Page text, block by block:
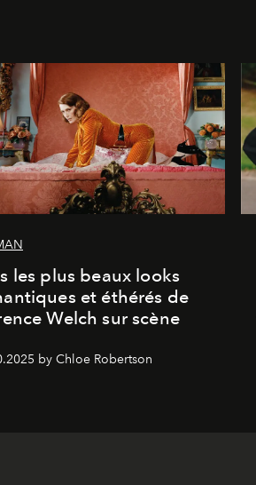
les plus beaux looks
et éthérés de
Welch sur scène
by Chloe Robertson